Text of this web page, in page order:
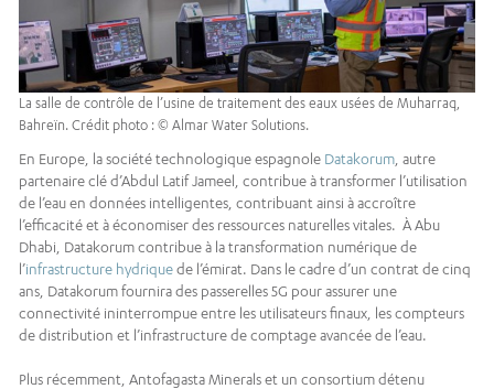
La salle de contrôle de l’usine de traitement des eaux usées de Muharraq,
Bahreïn. Crédit photo : © Almar Water Solutions.
En Europe, la société technologique espagnole Datakorum , autre
partenaire clé d’Abdul Latif Jameel, contribue à transformer l’utilisation
de l’eau en données intelligentes, contribuant ainsi à accroître
l’efficacité et à économiser des ressources naturelles vitales. À Abu
Dhabi, Datakorum contribue à la transformation numérique de
l’infrastructure hydriquede l’émirat. Dans le cadre d’un contrat de cinq
ans, Datakorum fournira des passerelles 5G pour assurer une
connectivité ininterrompue entre les utilisateurs finaux, les compteurs
de distribution et l’infrastructure de comptage avancée de l’eau.
Plus récemment, Antofagasta Minerals et un consortium détenu